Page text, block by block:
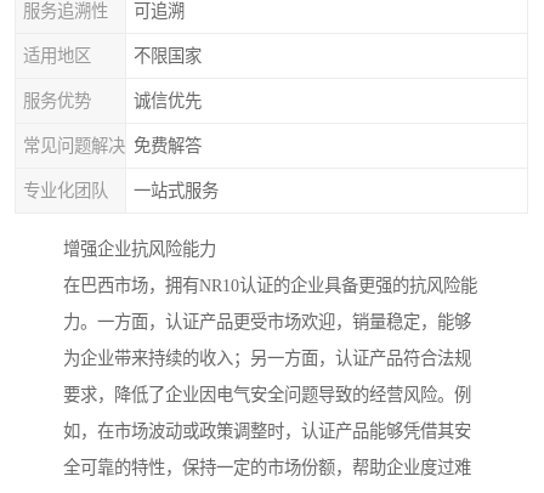
服务追溯性 可追溯
适用地区 不限国家
服务优势 诚信优先
常见问题解决 免费解答
专业化团队 一站式服务
增强企业抗风险能力
在巴西市场，拥有NR10认证的企业具备更强的抗风险能
力。一方面，认证产品更受市场欢迎，销量稳定，能够
为企业带来持续的收入；另一方面，认证产品符合法规
要求，降低了企业因电气安全问题导致的经营风险。例
如，在市场波动或政策调整时，认证产品能够凭借其安
全可靠的特性，保持一定的市场份额，帮助企业度过难